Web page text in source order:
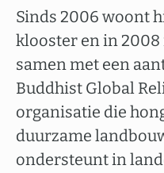
Sinds 2006 woont
klooster en in
samen met een
Buddhist Global
organisatie die
duurzame
ondersteunt in